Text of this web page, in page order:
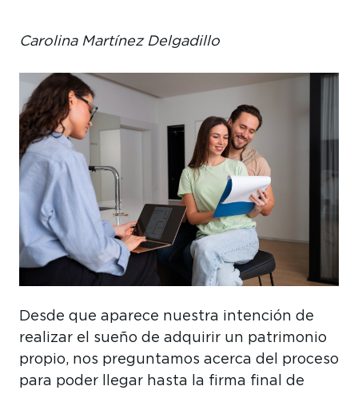
Carolina Martínez Delgadillo
Desde que aparece nuestra intención de
realizar el sueño de adquirir un patrimonio
propio, nos preguntamos acerca del proceso
para poder llegar hasta la firma final de